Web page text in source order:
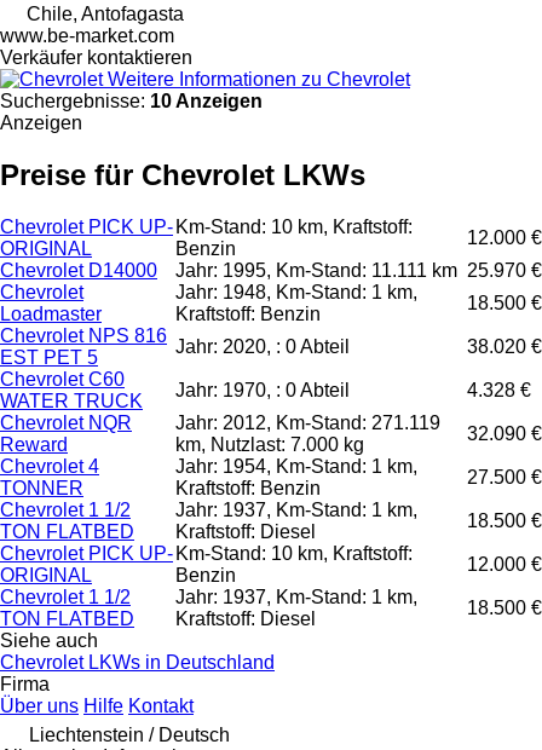
Chile, Antofagasta
www.be-market.com
Verkäufer kontaktieren
Weitere Informationen zu Chevrolet
Suchergebnisse: 10 Anzeigen
Anzeigen
Preise für Chevrolet LKWs
Chevrolet PICK UP-
ORIGINAL
Km-Stand: 10 km, Kraftstoff:
Benzin
12.000 €
Chevrolet D14000
Jahr: 1995, Km-Stand: 11.111 km 25.970 €
Chevrolet
Loadmaster
Jahr: 1948, Km-Stand: 1 km,
Kraftstoff: Benzin
18.500 €
Chevrolet NPS 816
EST PET 5
Jahr: 2020, : 0 Abteil
38.020 €
Chevrolet C60
WATER TRUCK
Jahr: 1970, : 0 Abteil
4.328 €
Chevrolet NQR
Reward
Jahr: 2012, Km-Stand: 271.119
km, Nutzlast: 7.000 kg
32.090 €
Chevrolet 4
TONNER
Jahr: 1954, Km-Stand: 1 km,
Kraftstoff: Benzin
27.500 €
Chevrolet 1 1/2
TON FLATBED
Jahr: 1937, Km-Stand: 1 km,
Kraftstoff: Diesel
18.500 €
Chevrolet PICK UP-
ORIGINAL
Km-Stand: 10 km, Kraftstoff:
Benzin
12.000 €
Chevrolet 1 1/2
TON FLATBED
Jahr: 1937, Km-Stand: 1 km,
Kraftstoff: Diesel
18.500 €
Siehe auch
Chevrolet LKWs in Deutschland
Firma
Über uns Hilfe Kontakt
Liechtenstein / Deutsch